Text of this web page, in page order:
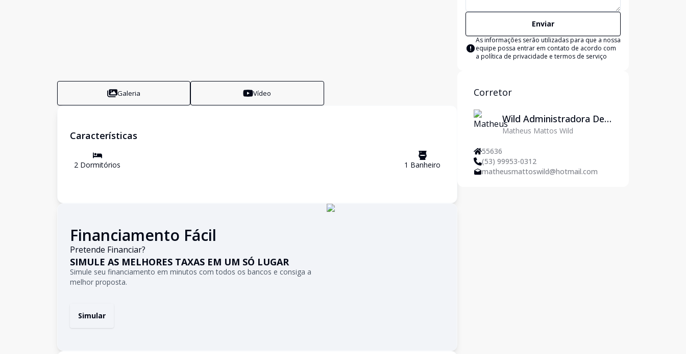
Galeria Vídeo
Características
2 Dormitórios 1 Banheiro
Financiamento Fácil
Pretende Financiar?
SIMULE AS MELHORES TAXAS EM UM SÓ LUGAR
Simule seu financiamento em minutos com todos os bancos e consiga a
melhor proposta.
Simular
Enviar
As informações serão utilizadas para que a nossa
equipe possa entrar em contato de acordo com
a política de privacidade e termos de serviço
Corretor
Wild Administradora De
Imóveis Ltda
Matheus Mattos Wild
55636
(53) 99953-0312
matheusmattoswild@hotmail.com